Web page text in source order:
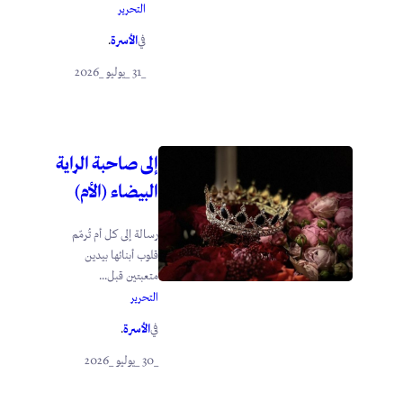
التحرير
فيالأسرة.
إلى صاحبة الراية
البيضاء (الأم)
رسالة إلى كل أم تُرمّم
قلوب أبنائها بيدين
متعبتين قبل...
التحرير
فيالأسرة.